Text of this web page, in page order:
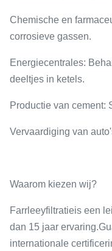
Chemische en
corrosieve gassen.
Energiecentrales:
deeltjes in ketels.
Productie van cement:
Vervaardiging van
Waarom kiezen wij?
Farrleeyfiltratieis een
dan 15 jaar
internationale